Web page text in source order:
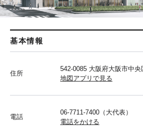
基本情報
住所
542-0085 大阪府大阪市中
地図アプリで見る
電話
06-7711-7400（大代表）
電話をかける